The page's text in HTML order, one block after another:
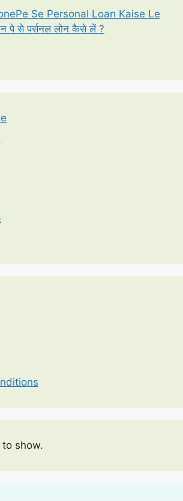
Se Personal Loan Kaise Le
पे से पर्सनल लोन कैसे लें ?
show.